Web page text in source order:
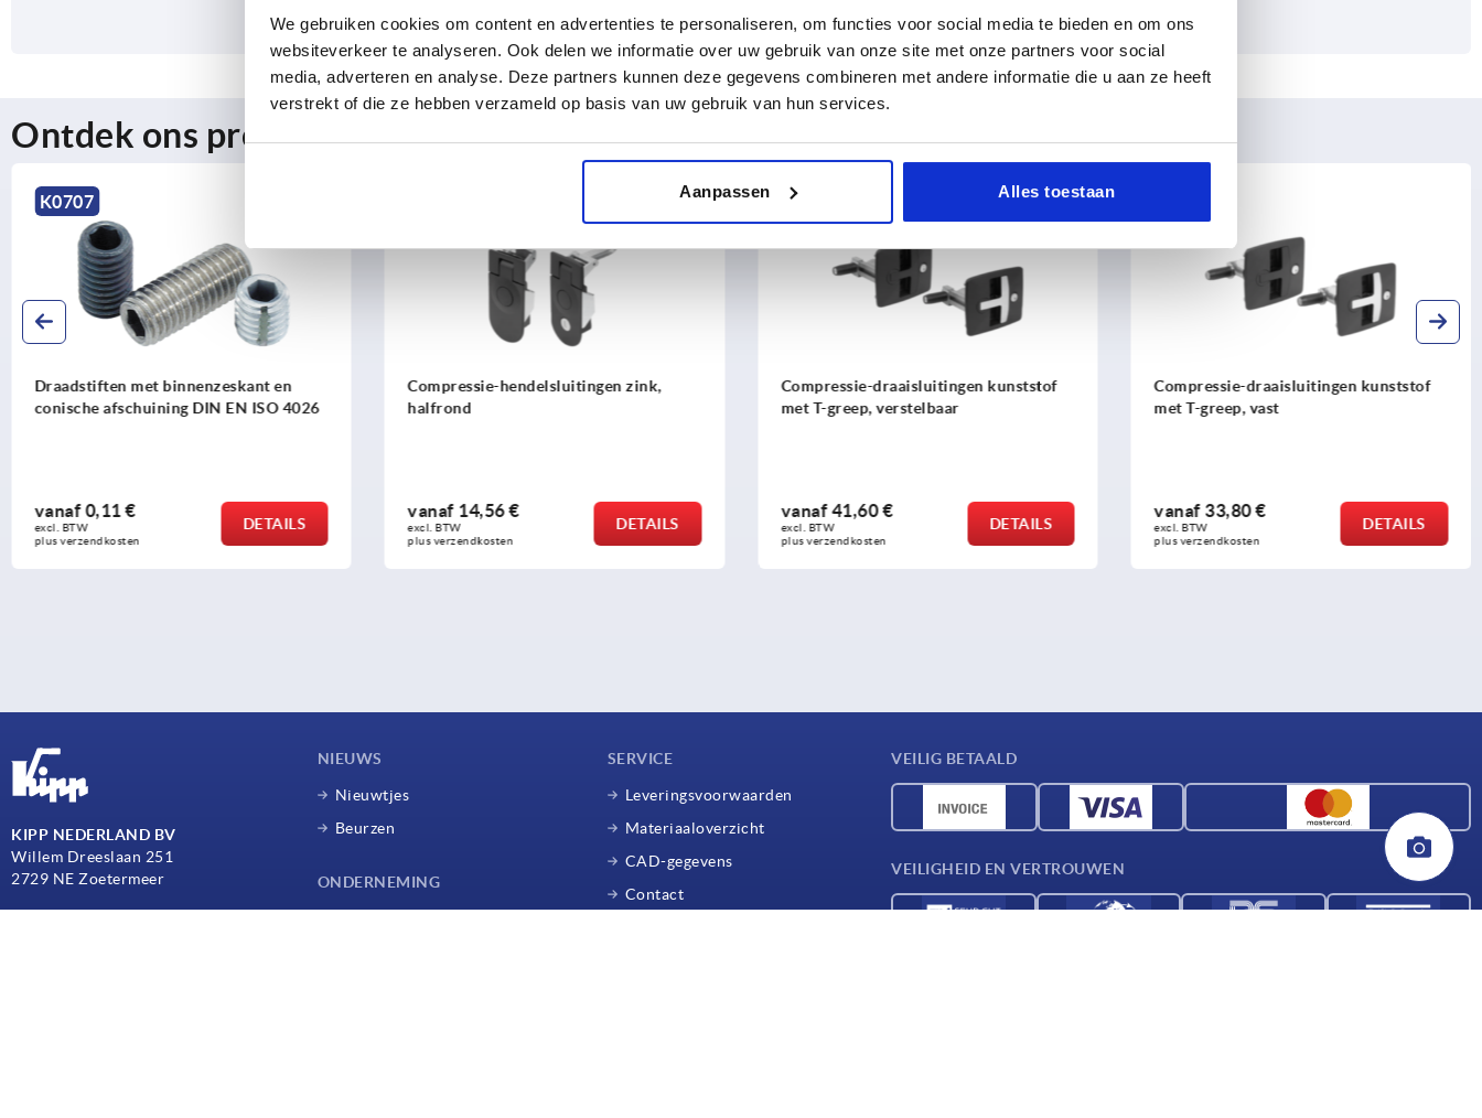
We gebruiken cookies om content en advertenties te personaliseren, om functies voor social media te bieden en om ons
websiteverkeer te analyseren. Ook delen we informatie over uw gebruik van onze site met onze partners voor social
media, adverteren en analyse. Deze partners kunnen deze gegevens combineren met andere informatie die u aan ze heeft
verstrekt of die ze hebben verzameld op basis van uw gebruik van hun services.
Aanpassen Alles toestaan
Ontdek ons productassortiment
K0707
Draadstiften met binnenzeskant en
conische afschuining DIN EN ISO 4026
vanaf0,11 €
excl. BTW
plus verzendkosten
DETAILS
Compressie-hendelsluitingen zink,
halfrond
vanaf 14,56 €
excl. BTW
plus verzendkosten
DETAILS
K2485
Compressie-draaisluitingen kunststof
met T-greep, verstelbaar
vanaf41,60 €
excl. BTW
plus verzendkosten
DETAILS
Compressie-draaisluitingen kunststof
met T-greep, vast
vanaf 33,80 €
excl. BTW
plus verzendkosten
DETAILS
KIPP NEDERLAND BV
Willem Dreeslaan 251
2729 NE Zoetermeer
NIEUWS
Nieuwtjes
Beurzen
ONDERNEMING
SERVICE
Leveringsvoorwaarden
Materiaaloverzicht
CAD-gegevens
Contact
VEILIG BETAALD
VEILIGHEID EN VERTROUWEN